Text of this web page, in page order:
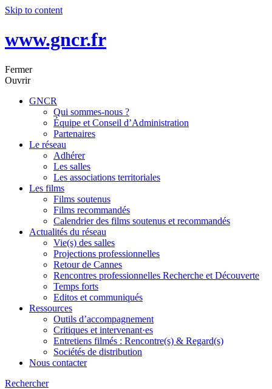
Skip to content
www.gncr.fr
Fermer
Ouvrir
GNCR
Qui sommes-nous ?
Équipe et Conseil d’Administration
Partenaires
Le réseau
Adhérer
Les salles
Les associations territoriales
Les films
Films soutenus
Films recommandés
Calendrier des films soutenus et recommandés
Actualités du réseau
Vie(s) des salles
Projections professionnelles
Retour de Cannes
Rencontres professionnelles Recherche et Découverte
Temps forts
Editos et communiqués
Ressources
Outils d’accompagnement
Critiques et intervenant·es
Entretiens filmés : Rencontre(s) & Regard(s)
Sociétés de distribution
Nous contacter
Rechercher